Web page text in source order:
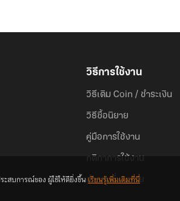
วิธีการใช้งาน
วิธีเติม Coin / ชำระเงิน
วิธีซื้อนิยาย
คู่มือการใช้งาน
กติกาการใช้งาน
คำถามที่พบบ่อย
สบการณ์ของ ผู้ใช้ให้ดียิ่งขึ้นเรียนรู้เพิ่มเติมที่นี่